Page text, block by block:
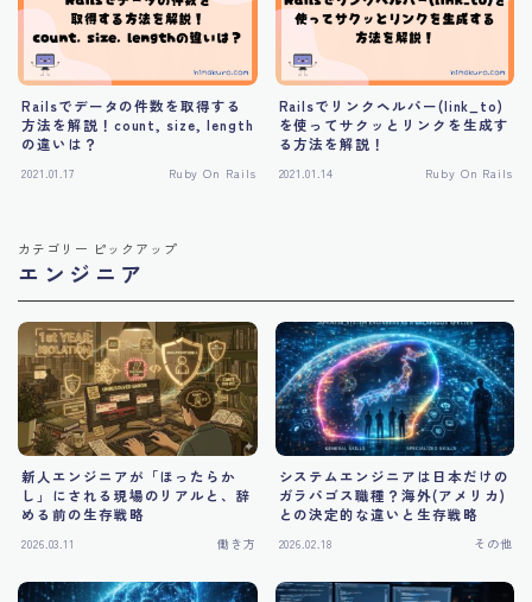
Railsでデータの件数を取得する
方法を解説！count, size, length
の違いは？
2021.01.17 Ruby On Rails
Railsでリンクヘルパー(link_to)
を使ってサクッとリンクを生成す
る方法を解説！
2021.01.14 Ruby On Rails
カテゴリー ピックアップ
エンジニア
新人エンジニアが「ほったらか
し」にされる現場のリアルと、辞
める前の生存戦略
2026.03.11 働き方
システムエンジニアは日本だけの
ガラパゴス職種？海外(アメリカ)
との決定的な違いと生存戦略
2026.02.18 その他